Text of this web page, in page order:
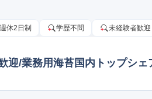
休2日制 学歴不問 未経験者歓迎
迎/業務用海苔国内トップシェ
ャー